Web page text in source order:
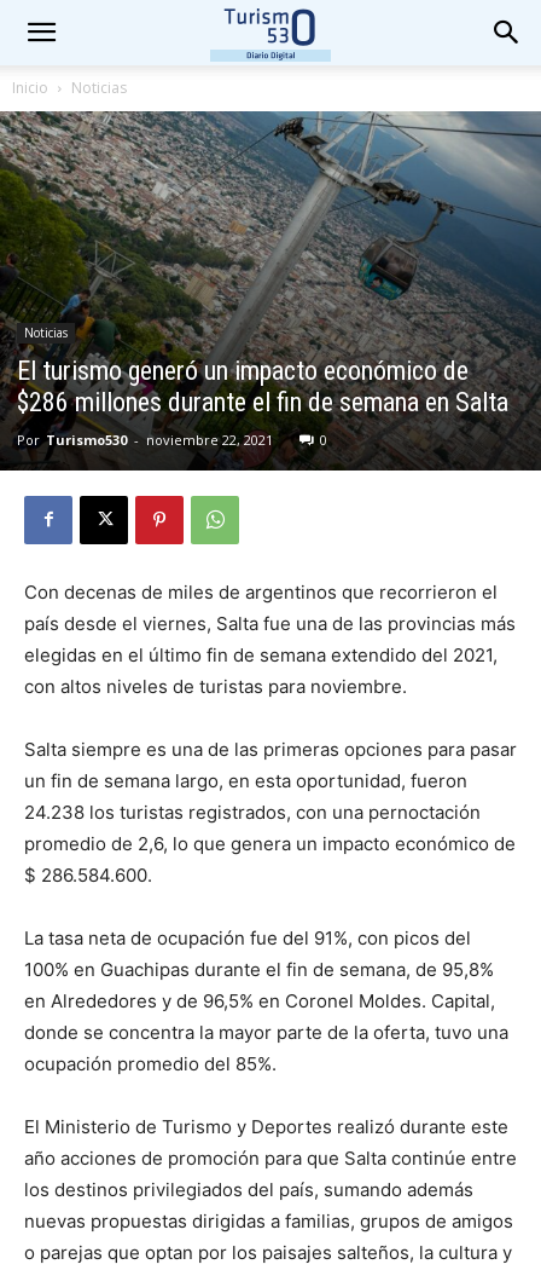
Inicio Noticias
Noticias
El turismo generó un impacto económico de
$286 millones durante el fin de semana en Salta
Por Turismo530 - noviembre 22, 2021 0
Con decenas de miles de argentinos que recorrieron el
país desde el viernes, Salta fue una de las provincias más
elegidas en el último fin de semana extendido del 2021,
con altos niveles de turistas para noviembre.
Salta siempre es una de las primeras opciones para pasar
un fin de semana largo, en esta oportunidad, fueron
24.238 los turistas registrados, con una pernoctación
promedio de 2,6, lo que genera un impacto económico de
$ 286.584.600.
La tasa neta de ocupación fue del 91%, con picos del
100% en Guachipas durante el fin de semana, de 95,8%
en Alrededores y de 96,5% en Coronel Moldes. Capital,
donde se concentra la mayor parte de la oferta, tuvo una
ocupación promedio del 85%.
El Ministerio de Turismo y Deportes realizó durante este
año acciones de promoción para que Salta continúe entre
los destinos privilegiados del país, sumando además
nuevas propuestas dirigidas a familias, grupos de amigos
o parejas que optan por los paisajes salteños, la cultura y